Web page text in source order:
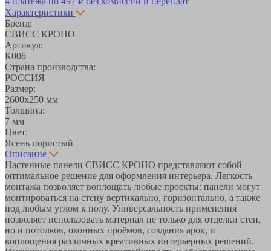
Характеристики
Бренд:
СВИСС КРОНО
Артикул:
К006
Страна производства:
РОССИЯ
Размер:
2600х250 мм
Толщина:
7 мм
Цвет:
Ясень пористый
Описание
Настенные панели СВИСС КРОНО представляют собой
оптимальное решение для оформления интерьера. Легкость
монтажа позволяет воплощать любые проекты: панели могут
монтироваться на стену вертикально, горизонтально, а также
под любым углом к полу. Универсальность применения
позволяет использовать материал не только для отделки стен,
но и потолков, оконных проёмов, создания арок, и
воплощения различных креативных интерьерных решений.